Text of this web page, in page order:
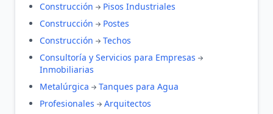
Construcción
Pisos Industriales
Construcción
Postes
Construcción
Techos
Consultoría y Servicios para Empresas
Inmobiliarias
Metalúrgica
Tanques para Agua
Profesionales
Arquitectos